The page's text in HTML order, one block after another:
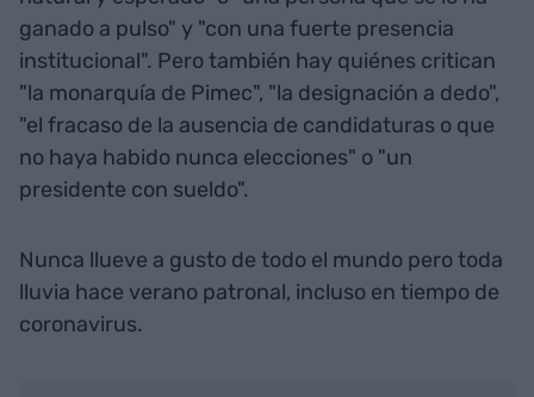
ganado a pulso" y "con una fuerte presencia
institucional". Pero también hay quiénes critican
"la monarquía de Pimec", "la designación a dedo",
"el fracaso de la ausencia de candidaturas o que
no haya habido nunca elecciones" o "un
presidente con sueldo".
Nunca llueve a gusto de todo el mundo pero toda
lluvia hace verano patronal, incluso en tiempo de
coronavirus.